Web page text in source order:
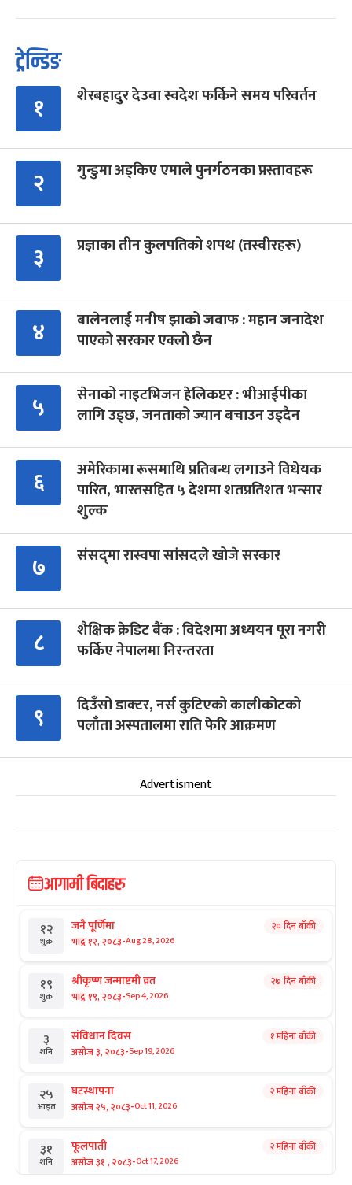
ट्रेन्डिङ
१ शेरबहादुर देउवा स्वदेश फर्किने समय परिवर्तन
२ गुन्डुमा अड्किए एमाले पुनर्गठनका प्रस्तावहरू
३ प्रज्ञाका तीन कुलपतिको शपथ (तस्वीरहरू)
४
बालेनलाई मनीष झाको जवाफ : महान जनादेश
पाएको सरकार एक्लो छैन
५
सेनाको नाइटभिजन हेलिकप्टर : भीआईपीका
लागि उड्छ, जनताको ज्यान बचाउन उड्दैन
६
अमेरिकामा रूसमाथि प्रतिबन्ध लगाउने विधेयक
पारित, भारतसहित ५ देशमा शतप्रतिशत भन्सार
शुल्क
७ संसद्‍मा रास्वपा सांसदले खोजे सरकार
८
शैक्षिक क्रेडिट बैंक : विदेशमा अध्ययन पूरा नगरी
फर्किए नेपालमा निरन्तरता
९
दिउँसो डाक्टर, नर्स कुटिएको कालीकोटको
पलाँता अस्पतालमा राति फेरि आक्रमण
Advertisment
आगामी बिदाहरु
१२
शुक्र
जनै पूर्णिमा
भाद्र १२, २०८३-Aug 28, 2026
२० दिन बाँकी
१९
शुक्र
श्रीकृष्ण जन्माष्टमी व्रत
भाद्र १९, २०८३-Sep 4, 2026
२७ दिन बाँकी
३
शनि
संविधान दिवस
असोज ३, २०८३-Sep 19, 2026
१ महिना बाँकी
२५
आइत
घटस्थापना
असोज २५, २०८३-Oct 11, 2026
२ महिना बाँकी
३१
शनि
फूलपाती
असोज ३१ , २०८३-Oct 17, 2026
२ महिना बाँकी